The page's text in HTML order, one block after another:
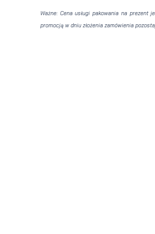
Ważne: Cena usługi pakowania na
promocją w dniu złożenia zamówienia